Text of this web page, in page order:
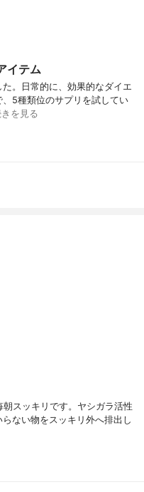
イテム
。日常的に、効果的なダイエ
5種類位のサプリを試してい
を見る
スッキリです。ヤシガラ活性
ない物をスッキリ外へ排出し